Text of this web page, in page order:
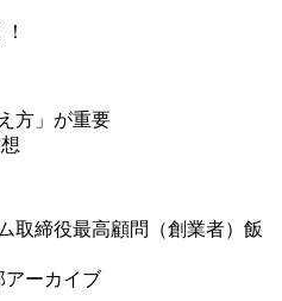
方」が重要
アーカイブ